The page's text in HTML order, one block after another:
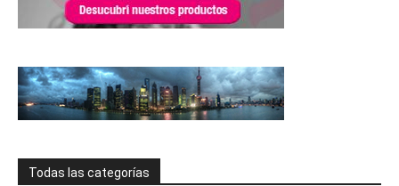
Todas las categorías